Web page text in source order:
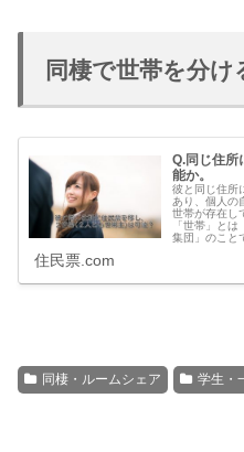
同棲で世帯を分け
Q.同じ住所
能か。
彼と同じ住所
あり、個人の
世帯が存在し
「世帯」と
集団」のこと
住民票.com
同棲・ルームシェア 学生・